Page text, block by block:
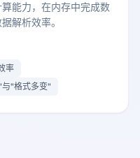
能力，在内存中完成数
解析效率。
率
"格式多变"